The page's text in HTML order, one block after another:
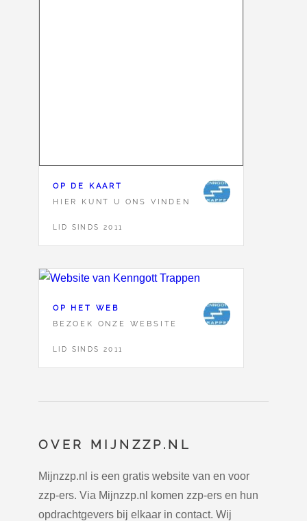
OP DE KAART
HIER KUNT U ONS VINDEN
LID SINDS 2011
OP HET WEB
BEZOEK ONZE WEBSITE
LID SINDS 2011
OVER MIJNZZP.NL
Mijnzzp.nl is een gratis website van en voor
zzp-ers. Via Mijnzzp.nl komen zzp-ers en hun
opdrachtgevers bij elkaar in contact. Wij